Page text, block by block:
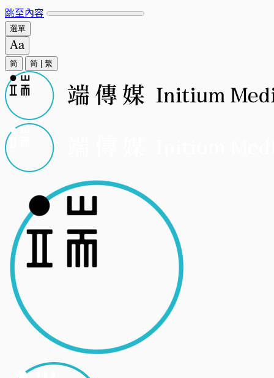
跳至內容
選單
简 简 繁